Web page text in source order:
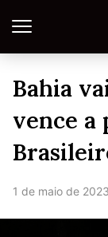
Bahia
vence a
1 de maio de 2023